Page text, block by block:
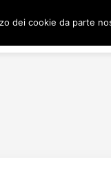
dei cookie da parte